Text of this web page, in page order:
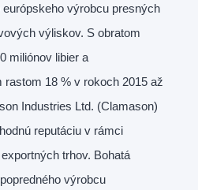
európskeho výrobcu presných
výliskov. S obratom
miliónov libier a
18 % v rokoch 2015 až
Industries Ltd. (Clamason)
reputáciu v rámci
trhov. Bohatá
výrobcu